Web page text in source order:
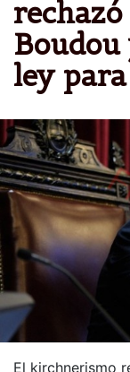
ley
El kirchnerismo